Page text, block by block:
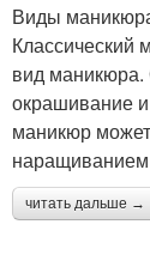
Виды
Классический
вид
окрашивание
маникюр
наращиванием
читать дальше →